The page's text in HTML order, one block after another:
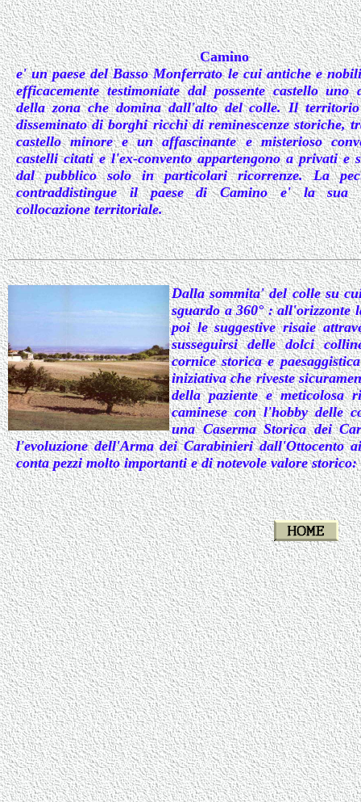
Camino
e' un paese del Basso Monferrato le cui antiche e
efficacemente testimoniate dal possente castello
della zona che domina dall'alto del colle. Il territorio
disseminato di borghi ricchi di reminescenze storiche,
castello minore e un affascinante e misterioso
castelli citati e l'ex-convento appartengono a privati e
dal pubblico solo in particolari ricorrenze. La
contraddistingue il paese di Camino e' la sua
collocazione territoriale.
Dalla sommita' del colle su
sguardo a 360° : all'orizzonte
poi le suggestive risaie
susseguirsi delle dolci
cornice storica e
iniziativa che riveste
della paziente e
caminese con l'hobby delle
una Caserma Storica dei
l'evoluzione dell'Arma dei Carabinieri dall'Ottocento
conta pezzi molto importanti e di notevole valore storico: